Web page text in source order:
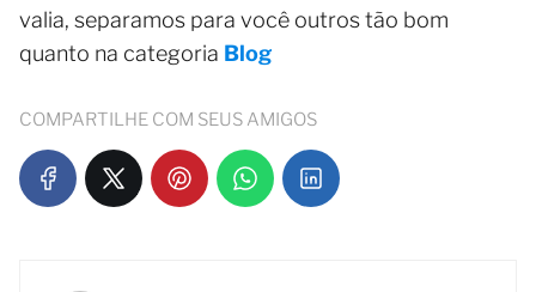
valia, separamos para você outros tão bom
quanto na categoria Blog
COMPARTILHE COM SEUS AMIGOS